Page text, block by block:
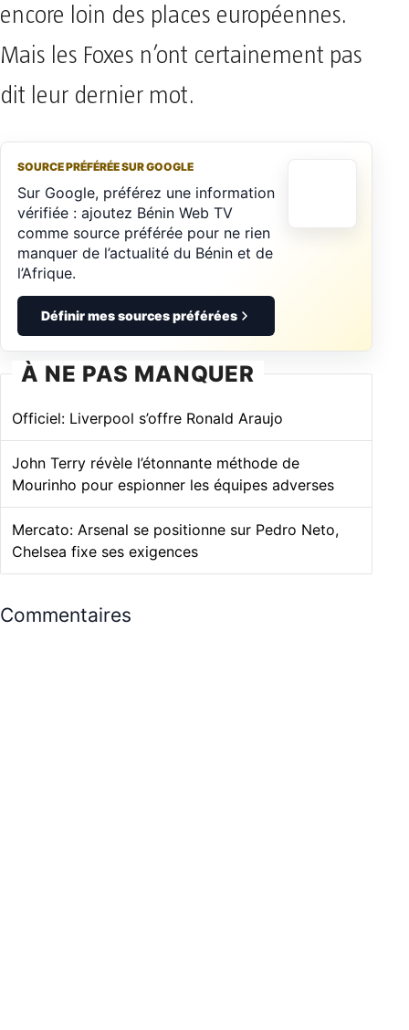
encore loin des places européennes.
Mais les Foxes n’ont certainement pas
dit leur dernier mot.
SOURCE PRÉFÉRÉE SUR GOOGLE
Sur Google, préférez une information
vérifiée : ajoutez Bénin Web TV
comme source préférée pour ne rien
manquer de l’actualité du Bénin et de
l’Afrique.
Définir mes sources préférées
À NE PAS MANQUER
Officiel: Liverpool s’offre Ronald Araujo
John Terry révèle l’étonnante méthode de
Mourinho pour espionner les équipes adverses
Mercato: Arsenal se positionne sur Pedro Neto,
Chelsea fixe ses exigences
Commentaires